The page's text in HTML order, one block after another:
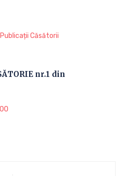
Publicații Căsătorii
nr.1 din